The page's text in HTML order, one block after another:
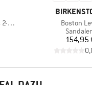
MARKE
Artikel
Boston
154,95